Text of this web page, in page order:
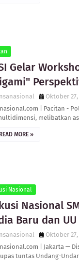
Gelar
Oktober 27,
| Pacitan -
melibatkan
READ MORE »
Nasional
Nasional
Baru dan UU
Oktober 27,
| Jakarta —
tuntas Undang-